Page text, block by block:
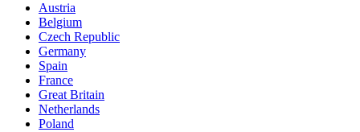
Austria
Belgium
Czech Republic
Germany
Spain
France
Great Britain
Netherlands
Poland